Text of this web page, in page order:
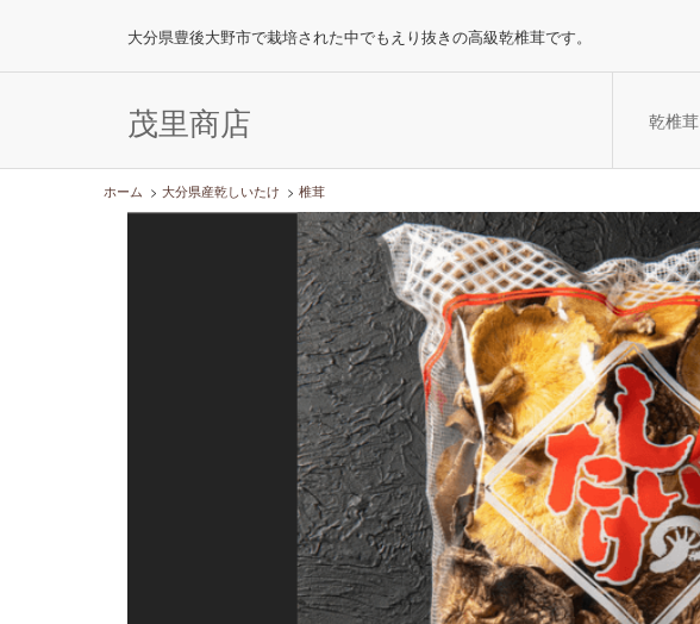
大分県豊後大野市で栽培された中でもえり抜きの高級乾椎茸です。
茂里商店 乾椎茸
ホーム > 大分県産乾しいたけ > 椎茸